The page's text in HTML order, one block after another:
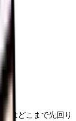
はどこまで先回り